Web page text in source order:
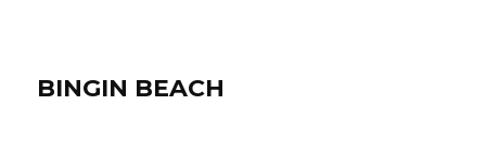
BINGIN BEACH